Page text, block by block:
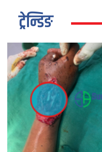
ट्रेन्डिङ